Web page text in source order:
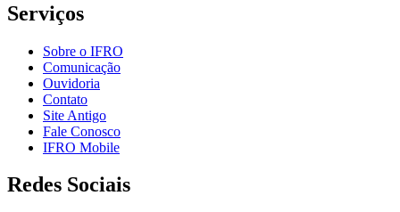
Serviços
Sobre o IFRO
Comunicação
Ouvidoria
Contato
Site Antigo
Fale Conosco
IFRO Mobile
Redes Sociais